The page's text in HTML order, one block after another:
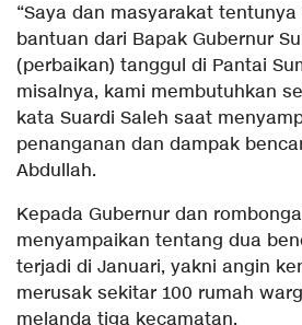
“Saya dan masyarakat
bantuan dari Bapak Gubernur
(perbaikan) tanggul di Pantai
misalnya, kami membutuhkan
kata Suardi Saleh saat
penanganan dan dampak
Abdullah.
Kepada Gubernur dan
menyampaikan tentang dua
terjadi di Januari, yakni angin
merusak sekitar 100 rumah